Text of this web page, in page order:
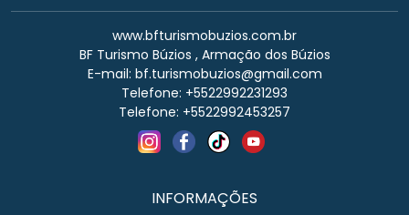
www.bfturismobuzios.com.br
BF Turismo Búzios , Armação dos Búzios
E-mail: bf.turismobuzios@gmail.com
Telefone: +5522992231293
Telefone: +5522992453257
INFORMAÇÕES